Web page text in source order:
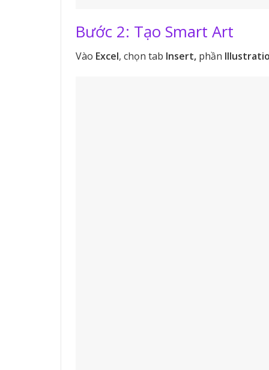
Bước 2: Tạo Smart Art
Vào Excel, chọn tab Insert, phần